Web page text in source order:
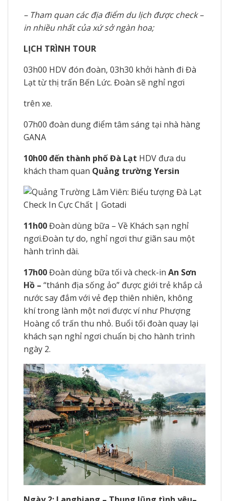
– Tham quan các địa điểm du lịch được check –
in nhiều nhất của xứ sở ngàn hoa;
LỊCH TRÌNH TOUR
03h00 HDV đón đoàn, 03h30 khởi hành đi Đà
Lạt từ thị trấn Bến Lức. Đoàn sẽ nghỉ ngơi
trên xe.
07h00 đoàn dung điểm tâm sáng tại nhà hàng
GANA
10h00 đến thành phố Đà Lạt HDV đưa du
khách tham quan Quảng trường Yersin
11h00Đoàn dùng bữa – Về Khách sạn nghỉ
ngơi.Đoàn tự do, nghỉ ngơi thư giãn sau một
hành trình dài.
17h00Đoàn dùng bữa tối và check-in An Sơn
Hồ – “thánh địa sống ảo” được giới trẻ khắp cả
nước say đắm với vẻ đẹp thiên nhiên, không
khí trong lành một nơi được ví như Phượng
Hoàng cổ trấn thu nhỏ. Buổi tối đoàn quay lại
khách sạn nghỉ ngơi chuẩn bị cho hành trình
ngày 2.